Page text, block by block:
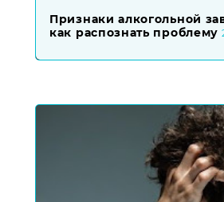
Признаки алкогольной
как распознать проблему